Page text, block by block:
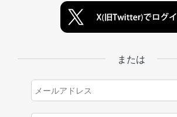
または